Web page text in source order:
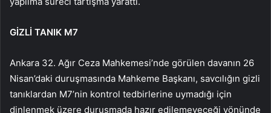
GİZLİ TANIK M7
Ankara 32. Ağır Ceza Mahkemesi’nde görülen davanın 26
Nisan’daki duruşmasında Mahkeme Başkanı, savcılığın gizli
tanıklardan M7’nin kontrol tedbirlerine uymadığı için
dinlenmek üzere duruşmada hazır edilemeyeceği yönünde